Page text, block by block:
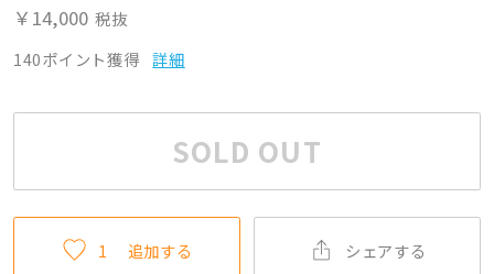
￥14,000 税抜
140ポイント獲得 詳細
SOLD OUT
1 追加する シェアする